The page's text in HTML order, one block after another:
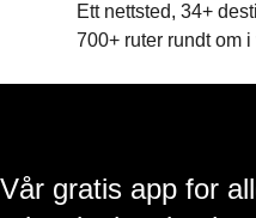
Ett nettsted, 34+
700+ ruter rundt om i
Vår gratis app for